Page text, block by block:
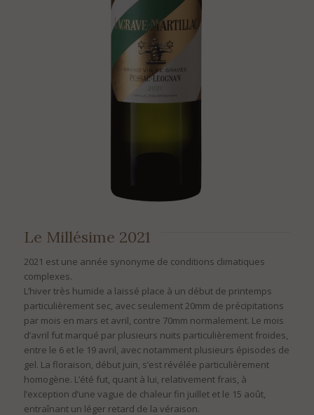
Le Millésime 2021
2021 est une année synonyme de conditions climatiques
complexes.
L’hiver très humide a laissé place à un début de printemps
particulièrement sec, avec seulement 20mm de précipitations
par mois en mars et avril, contre 70mm normalement. Le mois
d’avril fut marqué par plusieurs nuits particulièrement froides,
entre le 6 et le 19 avril, avec notamment plusieurs épisodes de
gel. La floraison, début juin, s’est révélée particulièrement
homogène. L’été fut, quant à lui, relativement frais, à
l’exception d’une vague de chaleur fin juillet et le 15 août,
entraînant un léger retard de la véraison.